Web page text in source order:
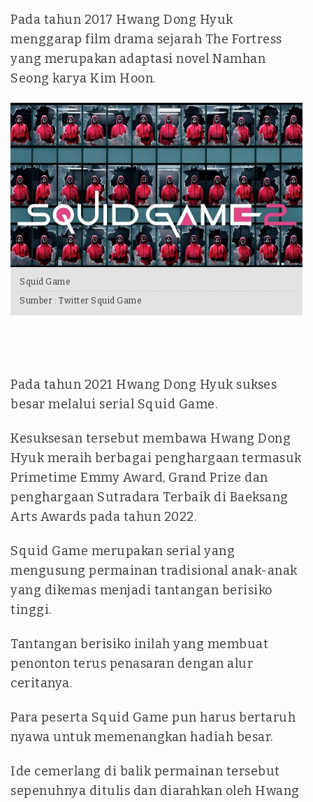
Pada tahun 2017 Hwang Dong Hyuk
menggarap film drama sejarah The Fortress
yang merupakan adaptasi novel Namhan
Seong karya Kim Hoon.
Squid Game
Sumber : Twitter Squid Game
Pada tahun 2021 Hwang Dong Hyuk sukses
besar melalui serial Squid Game.
Kesuksesan tersebut membawa Hwang Dong
Hyuk meraih berbagai penghargaan termasuk
Primetime Emmy Award, Grand Prize dan
penghargaan Sutradara Terbaik di Baeksang
Arts Awards pada tahun 2022.
Squid Game merupakan serial yang
mengusung permainan tradisional anak-anak
yang dikemas menjadi tantangan berisiko
tinggi.
Tantangan berisiko inilah yang membuat
penonton terus penasaran dengan alur
ceritanya.
Para peserta Squid Game pun harus bertaruh
nyawa untuk memenangkan hadiah besar.
Ide cemerlang di balik permainan tersebut
sepenuhnya ditulis dan diarahkan oleh Hwang